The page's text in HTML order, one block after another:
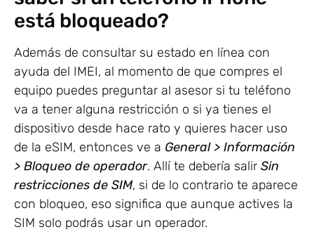
está bloqueado?
Además de consultar su estado en línea con
ayuda del IMEI, al momento de que compres el
equipo puedes preguntar al asesor si tu teléfono
va a tener alguna restricción o si ya tienes el
dispositivo desde hace rato y quieres hacer uso
de la eSIM, entonces ve a General > Información
> Bloqueo de operador. Allí te debería salir Sin
restricciones de SIM, si de lo contrario te aparece
con bloqueo, eso significa que aunque actives la
SIM solo podrás usar un operador.